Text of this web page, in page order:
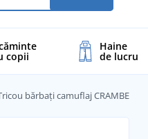
copii
Haine
de lucru
bărbați camuflaj CRAMBE